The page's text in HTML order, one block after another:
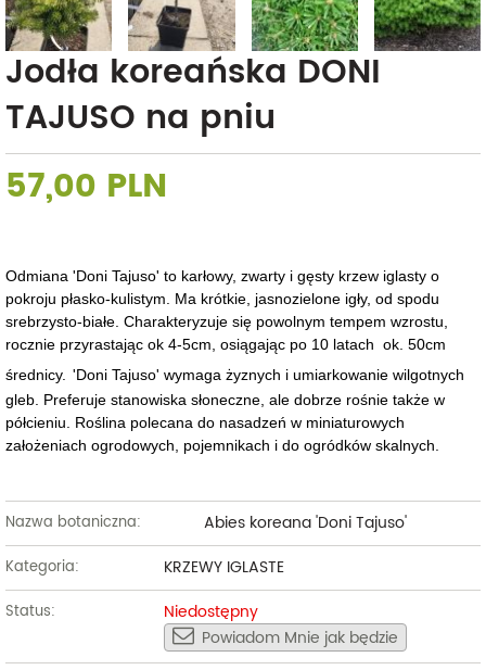
Jodła koreańska DONI
TAJUSO na pniu
57,00 PLN
Odmiana 'Doni Tajuso' to karłowy, zwarty i gęsty krzew iglasty o
pokroju płasko-kulistym. Ma krótkie, jasnozielone igły, od spodu
srebrzysto-białe. Charakteryzuje się powolnym tempem wzrostu,
rocznie przyrastając ok 4-5cm, osiągając po 10 latach ok. 50cm
średnicy. 'Doni Tajuso' wymaga żyznych i umiarkowanie wilgotnych
gleb. Preferuje stanowiska słoneczne, ale dobrze rośnie także w
półcieniu. Roślina polecana do nasadzeń w miniaturowych
założeniach ogrodowych, pojemnikach i do ogródków skalnych.
Nazwa botaniczna: Abies koreana 'Doni Tajuso'
Kategoria: KRZEWY IGLASTE
Status:
Niedostępny
Powiadom Mnie jak będzie